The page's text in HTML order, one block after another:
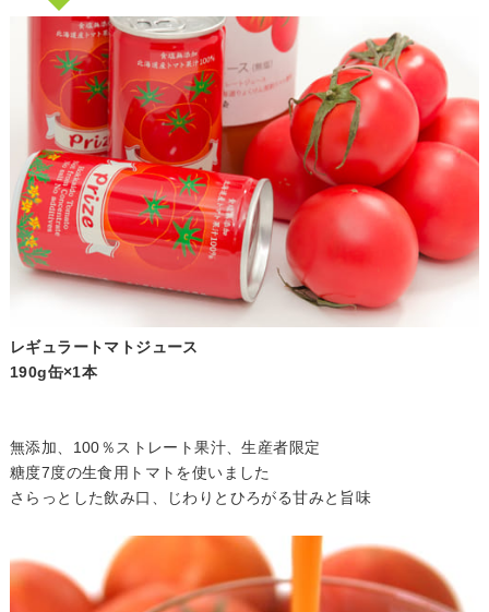
レギュラートマトジュース
190g缶×1本
無添加、100％ストレート果汁、生産者限定
糖度7度の生食用トマトを使いました
さらっとした飲み口、じわりとひろがる甘みと旨味